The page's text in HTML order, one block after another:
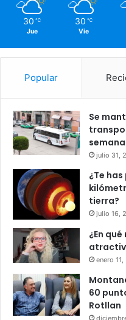
30 ℃
Jue
30 ℃
Vie
Popular
Se
semana
julio 31,
¿Te
tierra?
julio 16,
¿En
enero
60
Rotllan